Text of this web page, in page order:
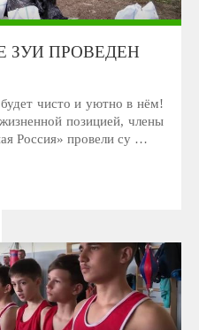
ЗУИ ПРОВЕДЕН
чисто и уютно в нём!
позицией, члены
Россия» провели су …